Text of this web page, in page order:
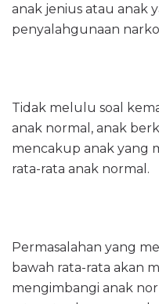
anak jenius atau anak
penyalahgunaan
Tidak melulu soal
anak normal, anak
mencakup anak yang
rata-rata anak normal.
Permasalahan yang
bawah rata-rata akan
mengimbangi anak